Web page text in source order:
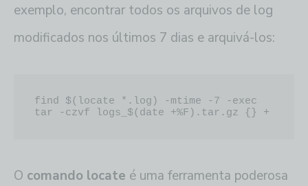
exemplo, encontrar todos os arquivos de log
modificados nos últimos 7 dias e arquivá-los:
find $(locate *.log) -mtime -7 -exec
tar -czvf logs_$(date +%F).tar.gz {} +
O comando locate é uma ferramenta poderosa